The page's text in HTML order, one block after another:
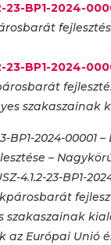
23-BP1-2024-
23-BP1-2024-
szakaszainak
BP1-2024-00001
–
4.1.2-23-BP1-
szakaszainak
az Európai Unió